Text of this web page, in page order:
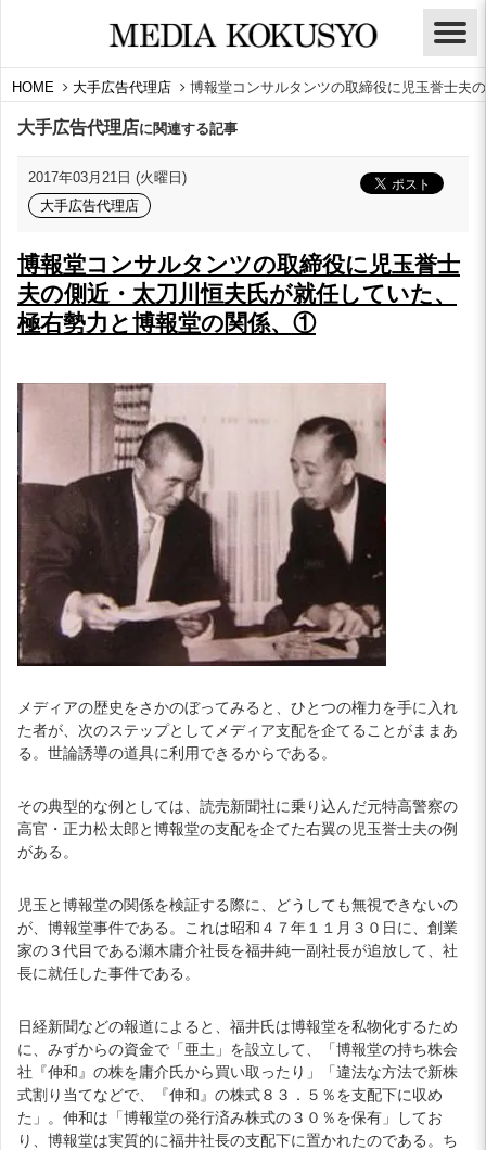
HOME 大手広告代理店 博報堂コンサルタンツの取締役に児玉誉士夫
大手広告代理店に関連する記事
2017年03月21日 (火曜日)
大手広告代理店
博報堂コンサルタンツの取締役に児玉誉士
夫の側近・太刀川恒夫氏が就任していた、
極右勢力と博報堂の関係、①
メディアの歴史をさかのぼってみると、ひとつの権力を手に入れ
た者が、次のステップとしてメディア支配を企てることがままあ
る。世論誘導の道具に利用できるからである。
その典型的な例としては、読売新聞社に乗り込んだ元特高警察の
高官・正力松太郎と博報堂の支配を企てた右翼の児玉誉士夫の例
がある。
児玉と博報堂の関係を検証する際に、どうしても無視できないの
が、博報堂事件である。これは昭和４７年１１月３０日に、創業
家の３代目である瀬木庸介社長を福井純一副社長が追放して、社
長に就任した事件である。
日経新聞などの報道によると、福井氏は博報堂を私物化するため
に、みずからの資金で「亜土」を設立して、「博報堂の持ち株会
社『伸和』の株を庸介氏から買い取ったり」「違法な方法で新株
式割り当てなどで、『伸和』の株式８３．５％を支配下に収め
た」。伸和は「博報堂の発行済み株式の３０％を保有」してお
り、博報堂は実質的に福井社長の支配下に置かれたのである。ち